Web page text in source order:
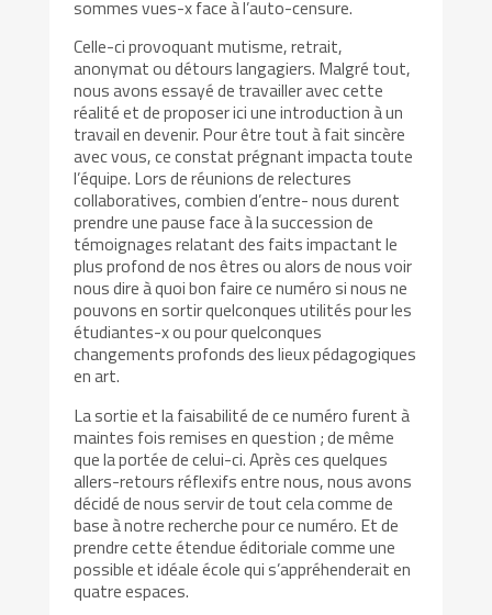
sommes vues-x face à l’auto-censure.
Celle-ci provoquant mutisme, retrait,
anonymat ou détours langagiers. Malgré tout,
nous avons essayé de travailler avec cette
réalité et de proposer ici une introduction à un
travail en devenir. Pour être tout à fait sincère
avec vous, ce constat prégnant impacta toute
l’équipe. Lors de réunions de relectures
collaboratives, combien d’entre- nous durent
prendre une pause face à la succession de
témoignages relatant des faits impactant le
plus profond de nos êtres ou alors de nous voir
nous dire à quoi bon faire ce numéro si nous ne
pouvons en sortir quelconques utilités pour les
étudiantes-x ou pour quelconques
changements profonds des lieux pédagogiques
en art.
La sortie et la faisabilité de ce numéro furent à
maintes fois remises en question ; de même
que la portée de celui-ci. Après ces quelques
allers-retours réflexifs entre nous, nous avons
décidé de nous servir de tout cela comme de
base à notre recherche pour ce numéro. Et de
prendre cette étendue éditoriale comme une
possible et idéale école qui s’appréhenderait en
quatre espaces.